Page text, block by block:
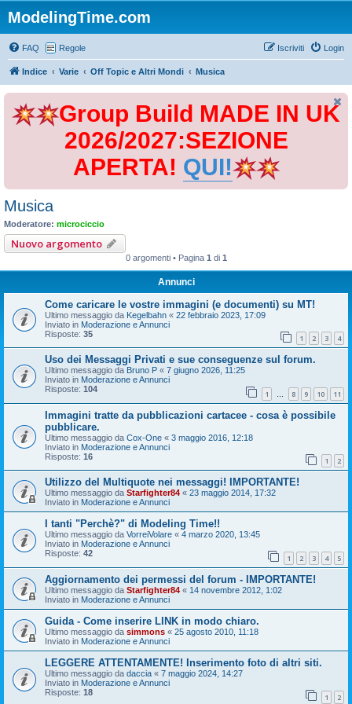
ModelingTime.com
FAQ Regole Login
Iscriviti
Indice Varie Off Topic e Altri Mondi Musica
Group Build MADE IN UK
2026/2027:SEZIONE
APERTA! QUI!
Musica
Moderatore: microciccio
Nuovo argomento
0 argomenti • Pagina 1 di 1
Annunci
Come caricare le vostre immagini (e documenti) su MT!
Ultimo messaggio da Kegelbahn « 22 febbraio 2023, 17:09
Inviato in Moderazione e Annunci
Risposte: 35 1 2 3 4
Uso dei Messaggi Privati e sue conseguenze sul forum.
Ultimo messaggio da Bruno P « 7 giugno 2026, 11:25
Inviato in Moderazione e Annunci
Risposte: 104 1 … 8 9 10 11
Immagini tratte da pubblicazioni cartacee - cosa è possibile
pubblicare.
Ultimo messaggio da Cox-One « 3 maggio 2016, 12:18
Inviato in Moderazione e Annunci
Risposte: 16 1 2
Utilizzo del Multiquote nei messaggi! IMPORTANTE!
Ultimo messaggio da Starfighter84 « 23 maggio 2014, 17:32
Inviato in Moderazione e Annunci
I tanti "Perchè?" di Modeling Time!!
Ultimo messaggio da VorreiVolare « 4 marzo 2020, 13:45
Inviato in Moderazione e Annunci
Risposte: 42 1 2 3 4 5
Aggiornamento dei permessi del forum - IMPORTANTE!
Ultimo messaggio da Starfighter84 « 14 novembre 2012, 1:02
Inviato in Moderazione e Annunci
Guida - Come inserire LINK in modo chiaro.
Ultimo messaggio da simmons « 25 agosto 2010, 11:18
Inviato in Moderazione e Annunci
LEGGERE ATTENTAMENTE! Inserimento foto di altri siti.
Ultimo messaggio da daccia « 7 maggio 2024, 14:27
Inviato in Moderazione e Annunci
Risposte: 18 1 2